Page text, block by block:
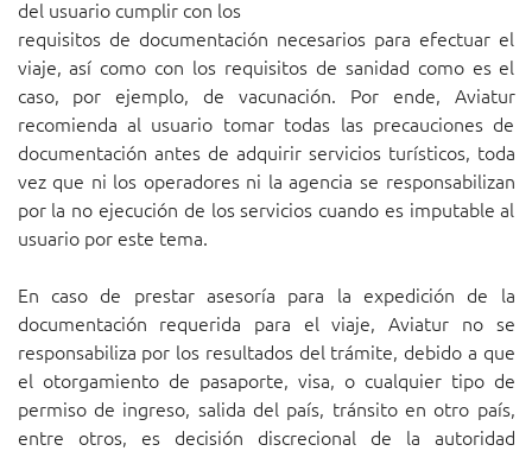
del usuario cumplir con los
requisitos de documentación necesarios para efectuar el
viaje, así como con los requisitos de sanidad como es el
caso, por ejemplo, de vacunación. Por ende, Aviatur
recomienda al usuario tomar todas las precauciones de
documentación antes de adquirir servicios turísticos, toda
vez que ni los operadores ni la agencia se responsabilizan
por la no ejecución de los servicios cuando es imputable al
usuario por este tema.
En caso de prestar asesoría para la expedición de la
documentación requerida para el viaje, Aviatur no se
responsabiliza por los resultados del trámite, debido a que
el otorgamiento de pasaporte, visa, o cualquier tipo de
permiso de ingreso, salida del país, tránsito en otro país,
entre otros, es decisión discrecional de la autoridad